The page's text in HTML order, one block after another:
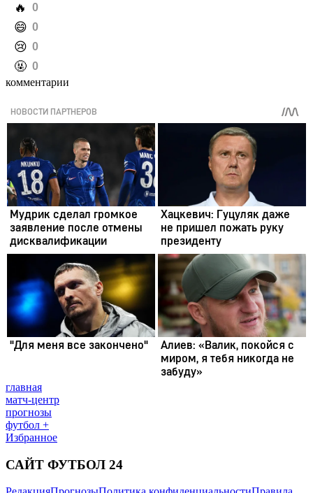
️🔥 0
️😄 0
️😢 0
️🤬 0
комментарии
главная
матч-центр
прогнозы
футбол +
Избранное
САЙТ ФУТБОЛ 24